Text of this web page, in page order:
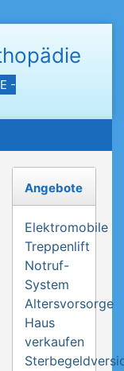
-
Angebote
Elektromobile
Treppenlift
Notruf-
System
Altersvorsorge
Haus
verkaufen